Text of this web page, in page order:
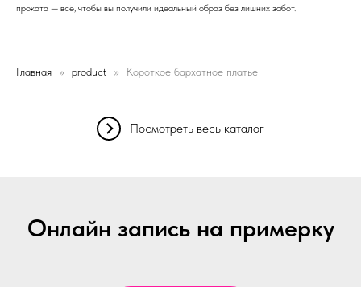
проката — всё, чтобы вы получили идеальный образ без лишних забот.
Главная product Короткое бархатное платье
Посмотреть весь каталог
Онлайн запись на примерку